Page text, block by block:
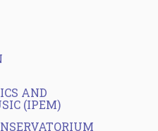
AND
(IPEM)